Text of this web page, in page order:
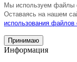
Мы используем файлы
Оставаясь на нашем
использования файлов
Принимаю
Информация